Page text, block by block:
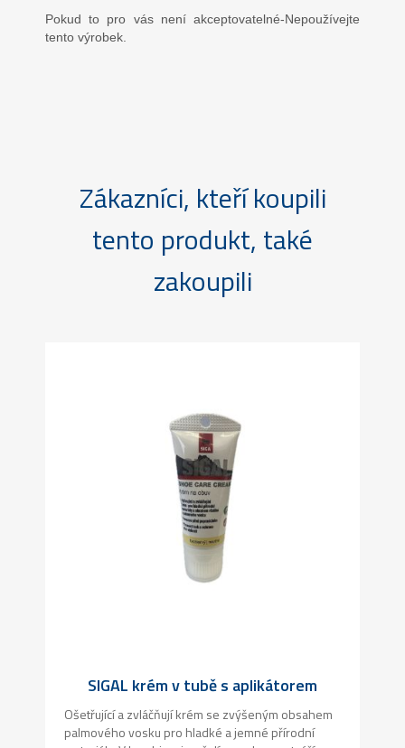
Pokud to pro vás není akceptovatelné-Nepoužívejte
tento výrobek.
Zákazníci, kteří koupili
tento produkt, také
zakoupili
SIGAL krém v tubě s aplikátorem
Ošetřující a zvláčňují krém se zvýšeným obsahem
palmového vosku pro hladké a jemné přírodní